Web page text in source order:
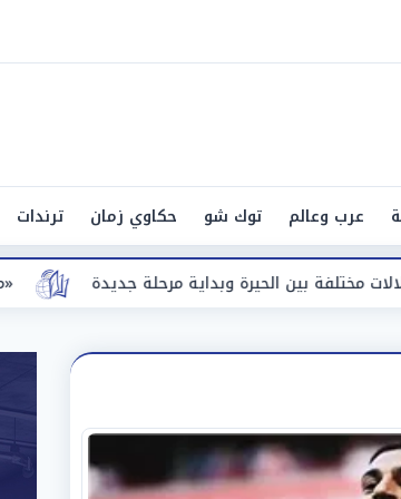
عرب وعالم توك شو حكاوي زمان ترندات
«مقاضاة للشائعات».. طرابزون جديدة